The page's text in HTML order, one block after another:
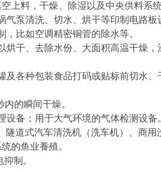
上料，干燥、除湿以及中央供料系统
泵清洗、切水、烘干等印制电路板
比如空调精密铜管的除水等。
干、去除水份、大面积高温干燥，
及各种包装食品打码或贴标前切水
的瞬间干燥。
备；用于大气环境的气体检测设备
道式汽车清洗机（洗车机）、商用
的鱼业養殖。
制。